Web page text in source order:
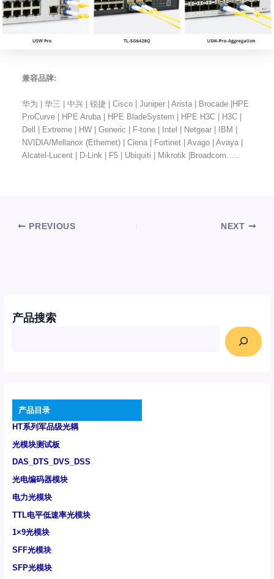
产品搜索
产品目录
HT系列军品级光耦
光模块测试板
DAS_DTS_DVS_DSS
光电编码器模块
电力光模块
TTL电平低速率光模块
1×9光模块
SFF光模块
SFP光模块
兼容品牌:
华为 | 华三 | 中兴 | 锐捷 | Cisco | Juniper | Arista | Brocade |HPE
ProCurve | HPE Aruba | HPE BladeSystem | HPE H3C | H3C |
Dell | Extreme | HW | Generic | F-tone | Intel | Netgear | IBM |
NVIDIA/Mellanox (Ethernet) | Ciena | Fortinet | Avago | Avaya |
Alcatel-Lucent | D-Link | F5 | Ubiquiti | Mikrotik |Broadcom…..
PREVIOUS NEXT